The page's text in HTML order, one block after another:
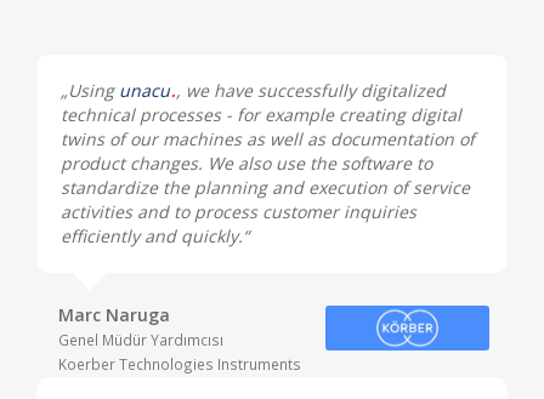
„Using unacu , we have successfully digitalized
technical processes - for example creating digital
twins of our machines as well as documentation of
product changes. We also use the software to
standardize the planning and execution of service
activities and to process customer inquiries
efficiently and quickly.“
Marc Naruga
Genel Müdür Yardımcısı
Koerber Technologies Instruments